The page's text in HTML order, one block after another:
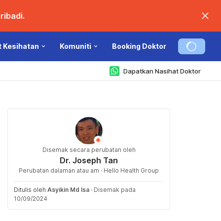
Kesihatan Komuniti Booking Doktor
Dapatkan Nasihat Doktor
Disemak secara perubatan oleh
Dr. Joseph Tan
Perubatan dalaman atau am · Hello Health Group
Ditulis oleh Asyikin Md Isa · Disemak pada
10/09/2024